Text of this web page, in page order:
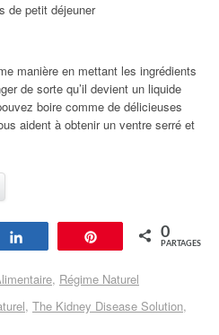
de petit déjeuner
manière en mettant les ingrédients
de sorte qu’il devient un liquide
boire comme de délicieuses
aident à obtenir un ventre serré et
Enregistrer
0
PARTAGES
Régime Naturel
The Kidney Disease Solution